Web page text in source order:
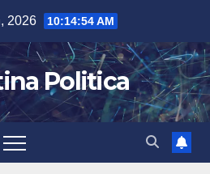
2026 10:14:55 AM
Politica